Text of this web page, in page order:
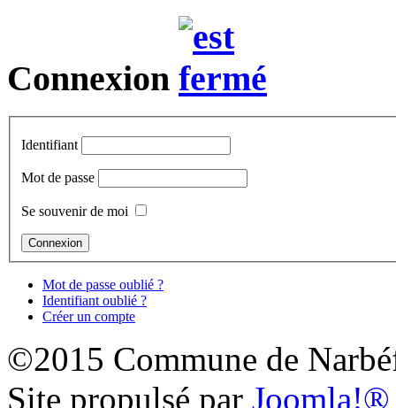
Connexion
Identifiant
Mot de passe
Se souvenir de moi
Mot de passe oublié ?
Identifiant oublié ?
Créer un compte
©2015 Commune de
Site propulsé par Joomla!®